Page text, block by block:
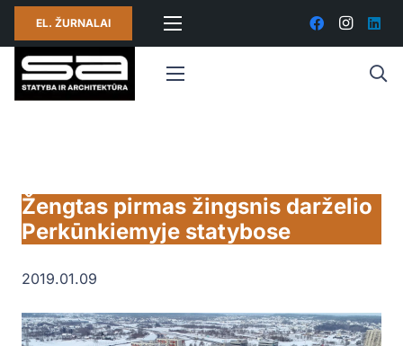
EL. ŽURNALAI
Žengtas pirmas žingsnis darželio
Perkūnkiemyje statybose
2019.01.09